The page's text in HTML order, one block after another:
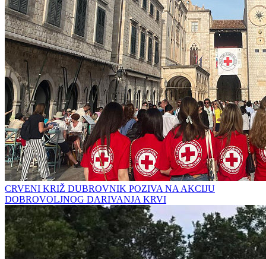
CRVENI KRIŽ DUBROVNIK POZIVA NA AKCIJU
DOBROVOLJNOG DARIVANJA KRVI